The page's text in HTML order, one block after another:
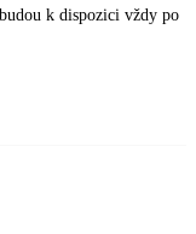
k dispozici vždy po